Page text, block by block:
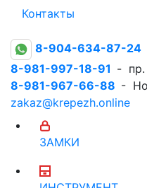
Контакты
8-904-634-87-24
8-981-997-18-91 - пр.
8-981-967-66-88 -
zakaz@krepezh.online
ЗАМКИ